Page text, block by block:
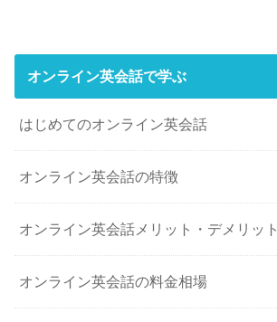
オンライン英会話で学ぶ
はじめてのオンライン英会話
オンライン英会話の特徴
オンライン英会話メリット・デメリット
オンライン英会話の料金相場